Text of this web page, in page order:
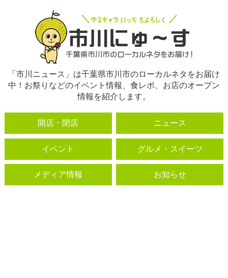
「市川ニュース」は千葉県市川市のローカルネタをお届け
中！お祭りなどのイベント情報、食レポ、お店のオープン
情報を紹介します。
開店・閉店 ニュース
イベント グルメ・スイーツ
メディア情報 お知らせ